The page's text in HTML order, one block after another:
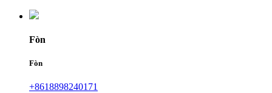
Fòn
Fòn
+8618898240171